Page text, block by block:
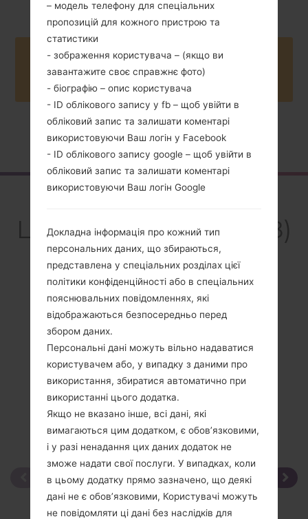
Buy accessories on Amazon
Головна →Серія →LG L70 →LGD320F8
LGD320F8(LGD320F8)
akaLG L70
– модель телефону для спеціальних
пропозицій для кожного пристрою та
статистики
- зображення користувача – (якщо ви
завантажите своє справжнє фото)
- біографію – опис користувача
- ID облікового запису у fb – щоб увійти в
обліковий запис та залишати коментарі
використовуючи Ваш логін у Facebook
- ID облікового запису google – щоб увійти в
обліковий запис та залишати коментарі
використовуючи Ваш логін Google
Докладна інформація про кожний тип
персональних даних, що збираються,
представлена у спеціальних розділах цієї
політики конфіденційності або в спеціальних
пояснювальних повідомленнях, які
відображаються безпосередньо перед
збором даних.
Персональні дані можуть вільно надаватися
користувачем або, у випадку з даними про
використання, збиратися автоматично при
використанні цього додатка.
Якщо не вказано інше, всі дані, які
вимагаються цим додатком, є обов’язковими,
і у разі ненадання цих даних додаток не
зможе надати свої послуги. У випадках, коли
в цьому додатку прямо зазначено, що деякі
дані не є обов’язковими, Користувачі можуть
не повідомляти ці дані без наслідків для